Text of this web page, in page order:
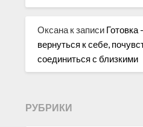
Оксана к записи Готовка
вернуться к себе,
соединиться с близкими
РУБРИКИ